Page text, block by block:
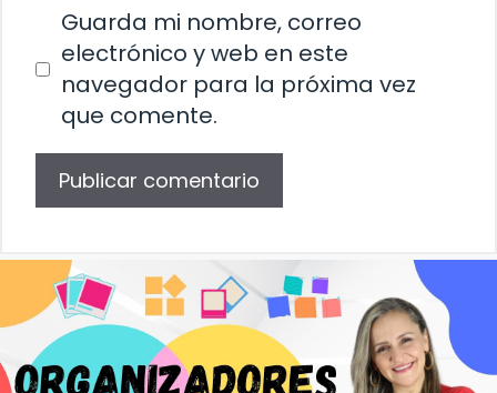
Guarda mi nombre, correo
electrónico y web en este
navegador para la próxima vez
que comente.